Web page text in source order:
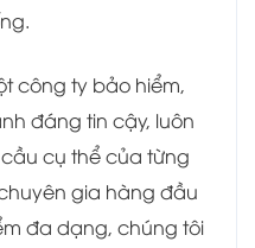
công ty bảo hiểm,
đáng tin cậy, luôn
cụ thể của từng
gia hàng đầu
đa dạng, chúng tôi